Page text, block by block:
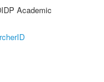
Academic